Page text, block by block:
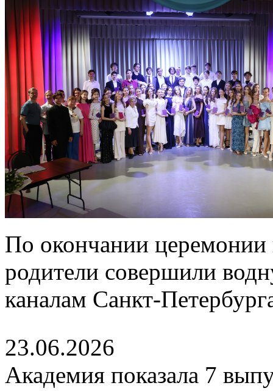
По окончании церемонии
родители совершили
каналам Санкт-
23.06.2026
Академия показала 7